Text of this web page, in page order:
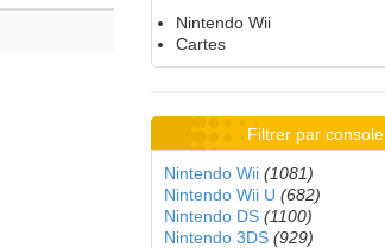
Nintendo Wii
Cartes
Filtrer par console
Nintendo Wii (1081)
Nintendo Wii U (682)
Nintendo DS (1100)
Nintendo 3DS (929)